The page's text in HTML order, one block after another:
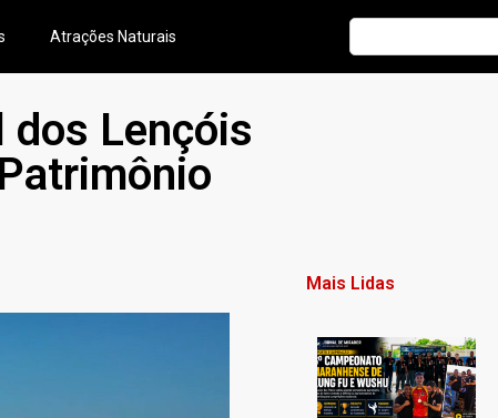
Atrações Naturais
dos Lençóis
Mais Lidas